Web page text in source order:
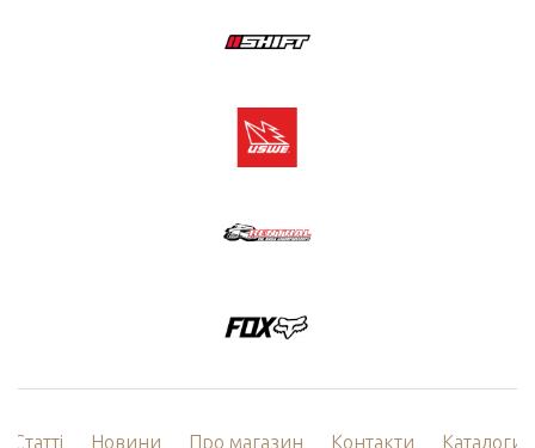
Статті Новини Про магазин Контакти Каталоги